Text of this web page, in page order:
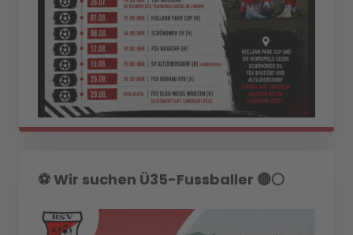
⚽️ Wir suchen Ü35-Fussballer 🔴⚪️